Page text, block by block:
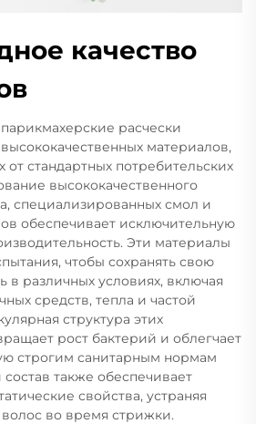
качество
расчески
материалов,
от стандартных потребительских
высококачественного
специализированных смол и
обеспечивает исключительную
Эти материалы
чтобы сохранять свою
в различных условиях, включая
средств, тепла и частой
структура этих
рост бактерий и облегчает
строгим санитарным нормам
также обеспечивает
свойства, устраняя
во время стрижки.